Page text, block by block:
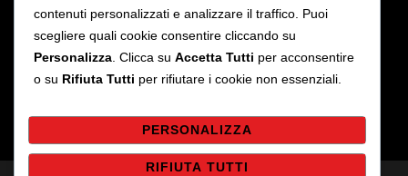
Via Bruno Rizzieri 203 - Roma
info@sslaziocalcioa5.it
contenuti personalizzati e analizzare il traffico. Puoi
scegliere quali cookie consentire cliccando su
Personalizza . Clicca su Accetta Tutti per acconsentire
o su Rifiuta Tutti per rifiutare i cookie non essenziali.
PERSONALIZZA
RIFIUTA TUTTI